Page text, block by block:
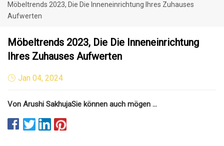
Möbeltrends 2023, Die Die Inneneinrichtung Ihres Zuhauses
Aufwerten
Möbeltrends 2023, Die Die Inneneinrichtung
Ihres Zuhauses Aufwerten
Jan 04, 2024
Von Arushi SakhujaSie können auch mögen ...